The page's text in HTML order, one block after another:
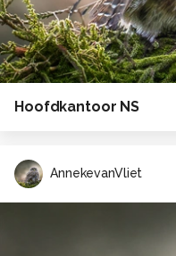
Hoofdkantoor NS
AnnekevanVliet